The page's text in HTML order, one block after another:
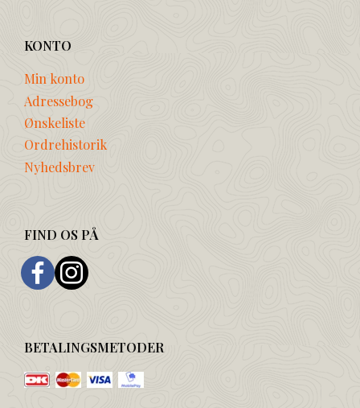
KONTO
Min konto
Adressebog
Ønskeliste
Ordrehistorik
Nyhedsbrev
FIND OS PÅ
BETALINGSMETODER